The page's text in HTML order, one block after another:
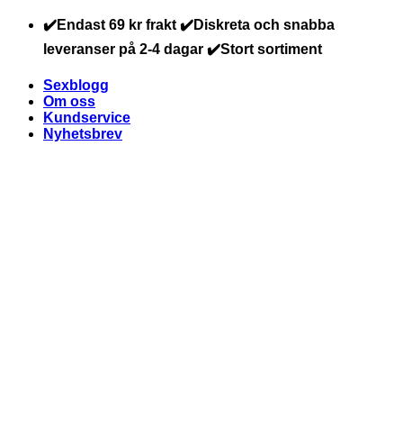
Skip
content
✔️Endast 69 kr frakt ✔️Diskreta och snabba
leveranser på 2-4 dagar ✔️Stort sortiment
Sexblogg
Om oss
Kundservice
Nyhetsbrev